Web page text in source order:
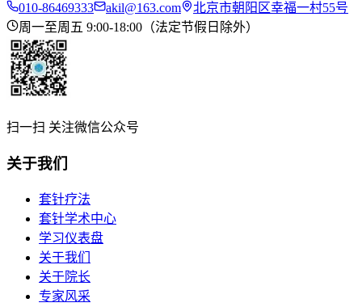
010-86469333
akil@163.com
北京市朝阳区幸福一村55号
周一至周五 9:00-18:00（法定节假日除外）
扫一扫 关注微信公众号
关于我们
套针疗法
套针学术中心
学习仪表盘
关于我们
关于院长
专家风采